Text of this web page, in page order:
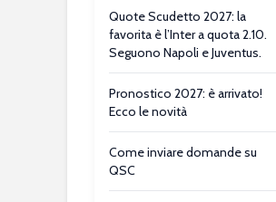
Quote Scudetto 2027: la
favorita è l’Inter a quota 2.10.
Seguono Napoli e Juventus.
Pronostico 2027: è arrivato!
Ecco le novità
Come inviare domande su
QSC